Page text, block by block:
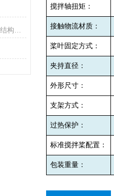
搅拌轴扭矩：
接触物流材质：
桨叶固定方式：
夹持直径：
外形尺寸：
支架方式：
过热保护：
标准搅拌桨配置：
包装重量：